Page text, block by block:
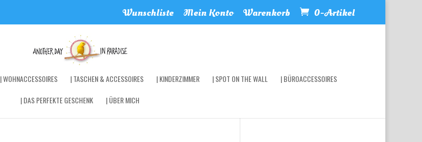
Wunschliste Mein Konto Warenkorb 0-Artikel
| WOHNACCESSOIRES | TASCHEN & ACCESSOIRES | KINDERZIMMER | SPOT ON THE WALL
| BÜROACCESSOIRES
| DAS PERFEKTE GESCHENK
| ÜBER MICH